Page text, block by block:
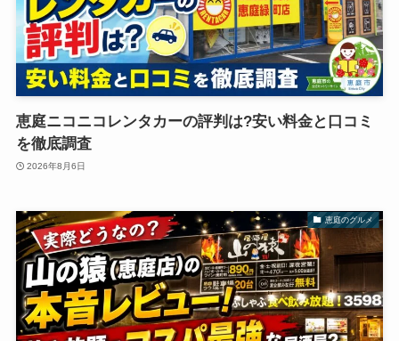
恵庭ニコニコレンタカーの評判は?安い料金と口コミ
を徹底調査
2026年8月6日
恵庭のグルメ